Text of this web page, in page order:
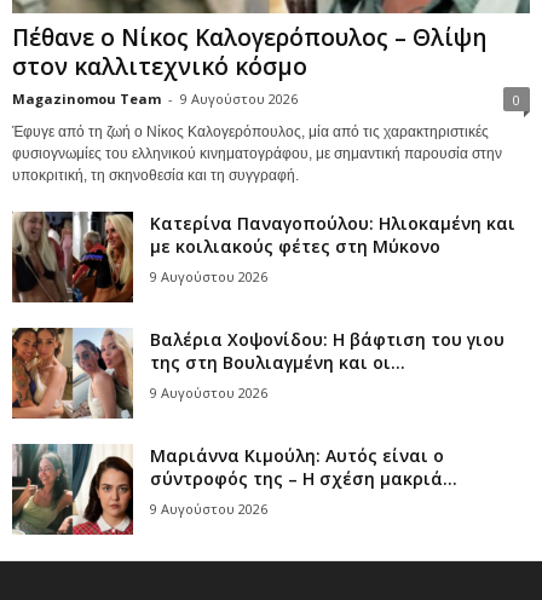
Πέθανε ο Νίκος Καλογερόπουλος – Θλίψη
στον καλλιτεχνικό κόσμο
Magazinomou Team - 9 Αυγούστου 2026 0
Έφυγε από τη ζωή ο Νίκος Καλογερόπουλος, μία από τις χαρακτηριστικές
φυσιογνωμίες του ελληνικού κινηματογράφου, με σημαντική παρουσία στην
υποκριτική, τη σκηνοθεσία και τη συγγραφή.
Κατερίνα Παναγοπούλου: Ηλιοκαμένη και
με κοιλιακούς φέτες στη Μύκονο
9 Αυγούστου 2026
Βαλέρια Χοψονίδου: Η βάφτιση του γιου
της στη Βουλιαγμένη και οι...
9 Αυγούστου 2026
Μαριάννα Κιμούλη: Αυτός είναι ο
σύντροφός της – Η σχέση μακριά...
9 Αυγούστου 2026